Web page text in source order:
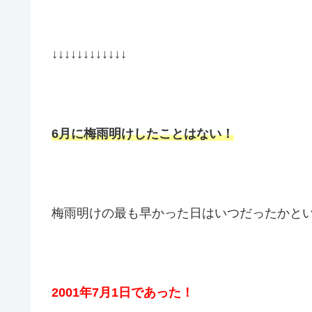
↓↓↓↓↓↓↓↓↓↓↓↓
6月に梅雨明けしたことはない！
梅雨明けの最も早かった日はいつだったかと
2001年7月1日であった！